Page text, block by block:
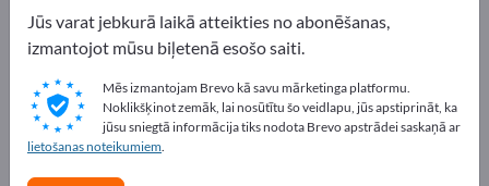
CNC dzirksteļu erozijas mašīnas
Reklāmējieties bez maksas
Exportpages!
Pieprasījumi – Piedāvājumi – Lietotas preces – Biznesa
Jūs varat jebkurā laikā atteikties no abonēšanas,
izmantojot mūsu biļetenā esošo saiti.
Mēs izmantojam Brevo kā savu mārketinga platformu.
Noklikšķinot zemāk, lai nosūtītu šo veidlapu, jūs apstiprināt, ka
jūsu sniegtā informācija tiks nodota Brevo apstrādei saskaņā ar
lietošanas noteikumiem.